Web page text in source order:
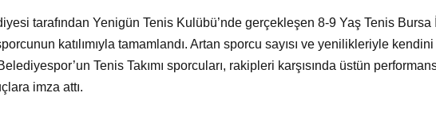
tarafından Yenigün Tenis Kulübü’nde gerçekleşen 8-9 Yaş Tenis
katılımıyla tamamlandı. Artan sporcu sayısı ve yenilikleriyle
Tenis Takımı sporcuları, rakipleri karşısında üstün
imza attı.